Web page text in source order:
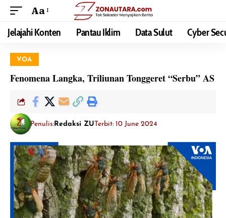
Aa
Jelajahi Konten Pantau Iklim Data Sulut Cyber
VOA
Fenomena Langka, Triliunan Tonggeret “Serbu” AS
Penulis: Redaksi ZUTerbit: 10 June 2024